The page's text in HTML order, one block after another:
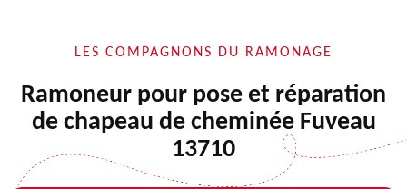
LES COMPAGNONS DU RAMONAGE
Ramoneur pour pose et réparation
de chapeau de cheminée Fuveau
13710